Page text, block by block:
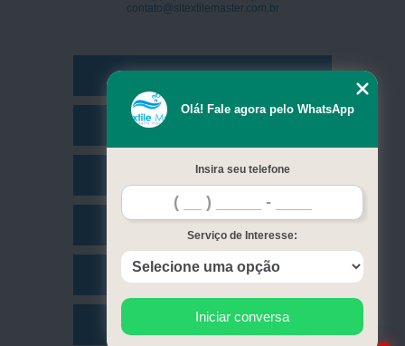
contato@sltextilemaster.com.br
Missão
Contato
Mapa do site
Olá! Fale agora pelo WhatsApp
Insira seu telefone
Serviço de Interesse:
Iniciar conversa